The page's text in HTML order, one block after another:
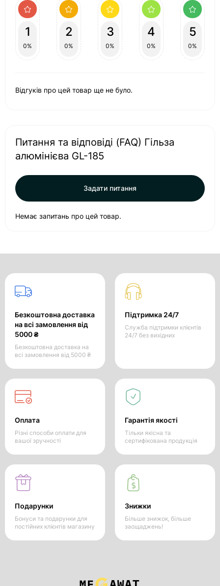
1
0%
2
0%
3
0%
4
0%
5
0%
Відгуків про цей товар ще не було.
Питання та відповіді (FAQ) Гільза
алюмінієва GL-185
Задати питання
Немає запитань про цей товар.
Безкоштовна доставка
на всі замовлення від
5000 ₴
Безкоштовна доставка на
всі замовлення від 5000 ₴
Підтримка 24/7
Служба підтримки клієнтів
24/7 без вихідних
Оплата
Різні способи оплати для
вашої зручності
Гарантія якості
Тільки якісна та
сертифікована продукція
Подарунки
Бонуси та подарунки для
постійних клієнтів магазину
Знижки
Більше знижок, більше
заощаджень!